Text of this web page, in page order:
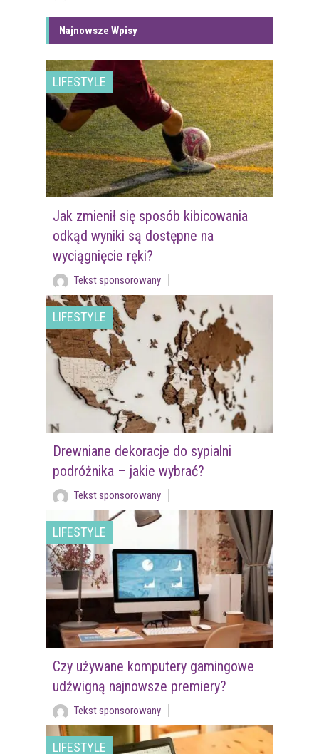
Najnowsze Wpisy
LIFESTYLE
Jak zmienił się sposób kibicowania
odkąd wyniki są dostępne na
wyciągnięcie ręki?
Tekst sponsorowany
LIFESTYLE
Drewniane dekoracje do sypialni
podróżnika – jakie wybrać?
Tekst sponsorowany
LIFESTYLE
Czy używane komputery gamingowe
udźwigną najnowsze premiery?
Tekst sponsorowany
LIFESTYLE